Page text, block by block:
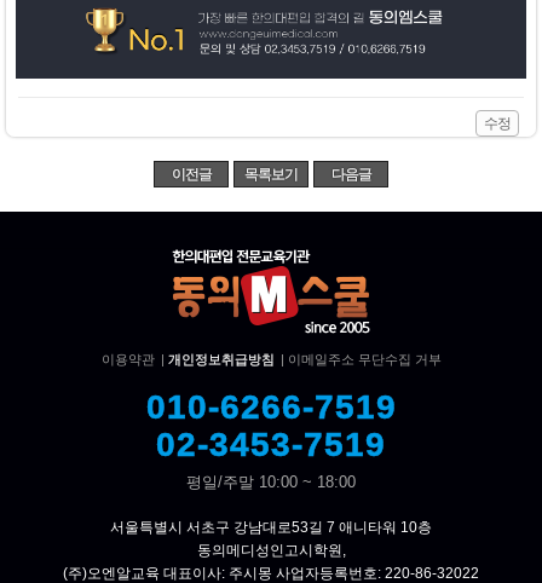
수정
이전글 목록보기 다음글
이용약관 | 개인정보취급방침 | 이메일주소 무단수집 거부
010-6266-7519
02-3453-7519
평일/주말 10:00 ~ 18:00
서울특별시 서초구 강남대로53길 7 애니타워 10층
동의메디성인고시학원,
(주)오엔알교육 대표이사: 주시몽 사업자등록번호: 220-86-32022